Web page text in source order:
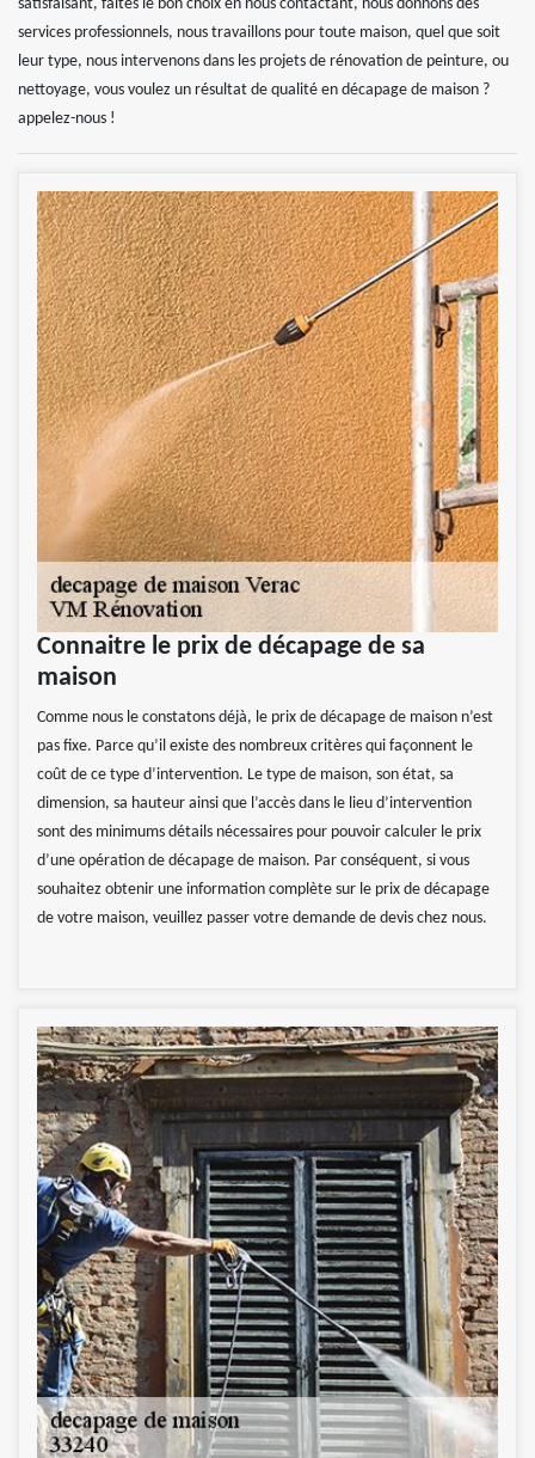
satisfaisant, faites le bon choix en nous contactant, nous donnons des
services professionnels, nous travaillons pour toute maison, quel que soit
leur type, nous intervenons dans les projets de rénovation de peinture, ou
nettoyage, vous voulez un résultat de qualité en décapage de maison ?
appelez-nous !
Connaitre le prix de décapage de sa
maison
Comme nous le constatons déjà, le prix de décapage de maison n’est
pas fixe. Parce qu’il existe des nombreux critères qui façonnent le
coût de ce type d’intervention. Le type de maison, son état, sa
dimension, sa hauteur ainsi que l’accès dans le lieu d’intervention
sont des minimums détails nécessaires pour pouvoir calculer le prix
d’une opération de décapage de maison. Par conséquent, si vous
souhaitez obtenir une information complète sur le prix de décapage
de votre maison, veuillez passer votre demande de devis chez nous.